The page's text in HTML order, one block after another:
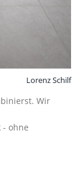
Lorenz Schilf
Wir
ohne